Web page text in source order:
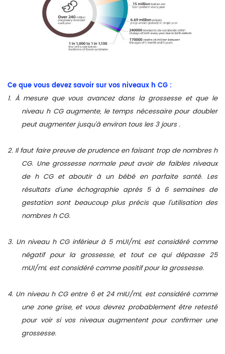
Ce que vous devez savoir sur vos niveaux h CG :
1. À mesure que vous avancez dans la grossesse et que le
niveau h CG augmente, le temps nécessaire pour doubler
peut augmenter jusqu'à environ tous les3 jours.
2. Il faut faire preuve de prudence en faisant trop de nombresh
CG. Une grossesse normale peut avoir de faibles niveaux
de h CG et aboutir à un bébé en parfaite santé. Les
résultats d'une échographie après 5 à 6 semaines de
gestation sont beaucoup plus précis que l'utilisation des
nombreshCG.
3. Un niveau h CG inférieur à 5 mUI/mL est considéré comme
négatif pour la grossesse, et tout ce qui dépasse 25
mUI/mL est considéré comme positif pour la grossesse.
4. Un niveau h CG entre 6 et 24 mIU/mL est considéré comme
une zone grise, et vous devrez probablement être retesté
pour voir si vos niveaux augmentent pour confirmer une
grossesse.